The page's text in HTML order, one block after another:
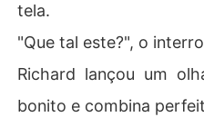
tela.
"Que tal este?", o
Richard lançou um
bonito e combina